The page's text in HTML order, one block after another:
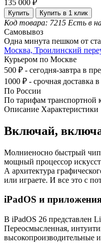
135 000 ₽
Купить Купить в 1 клик
Код товара: 7215 Есть в
Самовывоз
Одна минута пешком от
Москва, Троилинский
Курьером по Москве
500 ₽ - сегодня-завтра в
1000 ₽ - срочная
По России
По тарифам
Описание Характеристики
Включай,
Молниеносно быстрый чип
мощный процессор
А архитектура
или играете. И все это с
iPadOS и
В iPadOS 26 представлен
Переосмысленная,
высокопроизводительные